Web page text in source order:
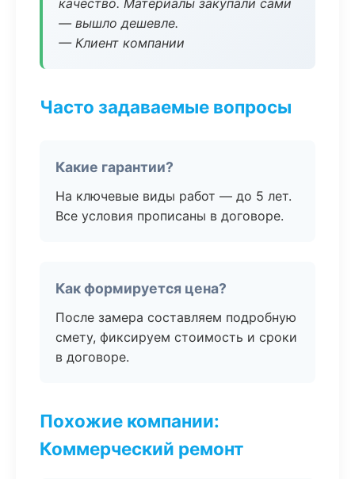
качество. Материалы закупали сами
— вышло дешевле.
— Клиент компании
Часто задаваемые вопросы
Какие гарантии?
На ключевые виды работ — до 5 лет.
Все условия прописаны в договоре.
Как формируется цена?
После замера составляем подробную
смету, фиксируем стоимость и сроки
в договоре.
Похожие компании:
Коммерческий ремонт